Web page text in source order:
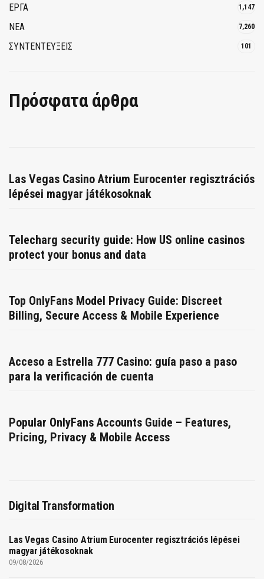
ΕΡΓΑ 1,147
ΝΕΑ 7,260
ΣΥΝΤΕΝΤΕΥΞΕΙΣ 101
Πρόσφατα άρθρα
Las Vegas Casino Atrium Eurocenter regisztrációs
lépései magyar játékosoknak
Telecharg security guide: How US online casinos
protect your bonus and data
Top OnlyFans Model Privacy Guide: Discreet
Billing, Secure Access & Mobile Experience
Acceso a Estrella 777 Casino: guía paso a paso
para la verificación de cuenta
Popular OnlyFans Accounts Guide – Features,
Pricing, Privacy & Mobile Access
Digital Transformation
Las Vegas Casino Atrium Eurocenter regisztrációs lépései
magyar játékosoknak
09/08/2026